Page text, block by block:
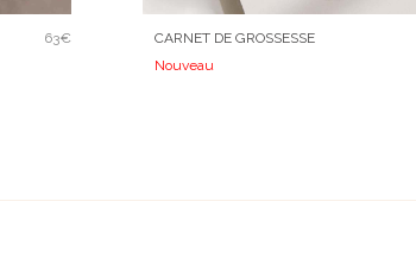
63€
CARNET DE GROSSESSE
Nouveau